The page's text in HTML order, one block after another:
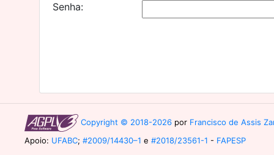
Senha:
Copyright © 2018-2026 por Francisco de Assis
Apoio: UFABC; #2009/14430–1 e #2018/23561-1 - FAPESP